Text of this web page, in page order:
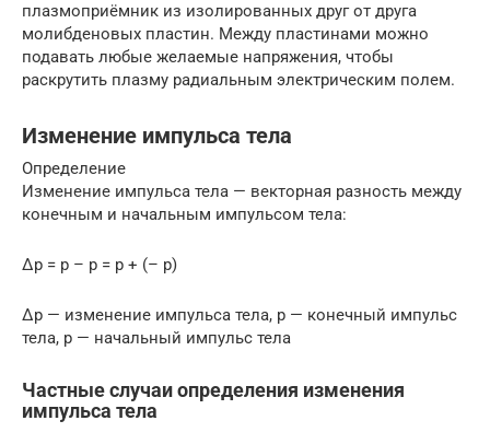
плазмоприёмник из изолированных друг от друга
молибденовых пластин. Между пластинами можно
подавать любые желаемые напряжения, чтобы
раскрутить плазму радиальным электрическим полем.
Изменение импульса тела
Определение
Изменение импульса тела — векторная разность между
конечным и начальным импульсом тела:
∆p = p – p = p + (– p)
∆p — изменение импульса тела, p — конечный импульс
тела, p — начальный импульс тела
Частные случаи определения изменения
импульса тела